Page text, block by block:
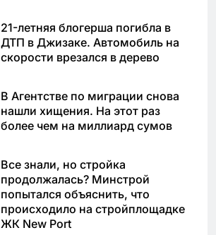
21-летняя блогерша погибла в
ДТП в Джизаке. Автомобиль на
скорости врезался в дерево
В Агентстве по миграции снова
нашли хищения. На этот раз
более чем на миллиард сумов
Все знали, но стройка
продолжалась? Минстрой
попытался объяснить, что
происходило на стройплощадке
ЖК New Port